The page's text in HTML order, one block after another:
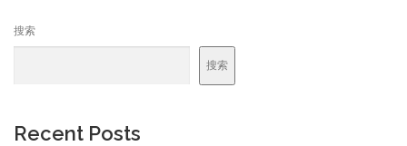
搜索
搜索
Recent Posts